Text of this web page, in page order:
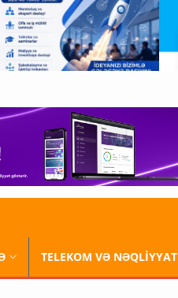
TELEKOM VƏ NƏQLİYYAT